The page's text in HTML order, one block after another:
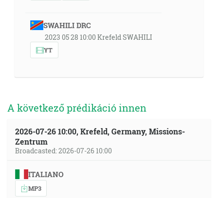
SWAHILI DRC
2023 05 28 10:00 Krefeld SWAHILI
YT
A következő prédikáció innen
2026-07-26 10:00, Krefeld, Germany, Missions-
Zentrum
Broadcasted: 2026-07-26 10:00
ITALIANO
MP3